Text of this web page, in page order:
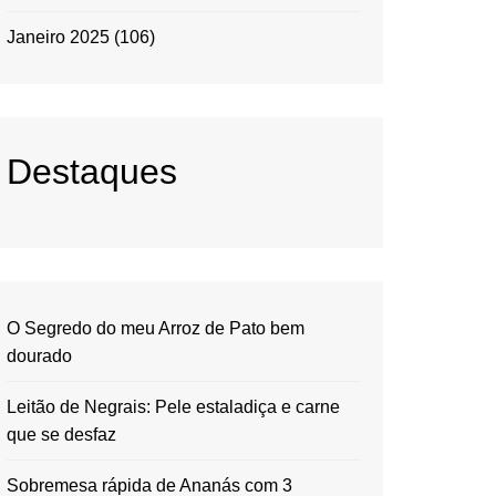
Janeiro 2025 (106)
Destaques
O Segredo do meu Arroz de Pato bem
dourado
Leitão de Negrais: Pele estaladiça e carne
que se desfaz
Sobremesa rápida de Ananás com 3